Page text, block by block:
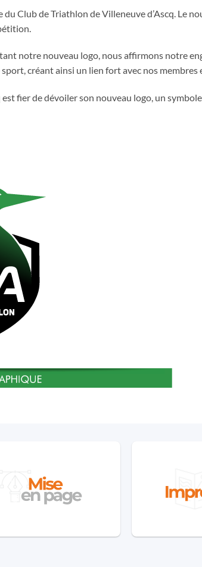
du Club de Triathlon de Villeneuve d’Ascq. Le
notre nouveau logo, nous affirmons notre
créant ainsi un lien fort avec nos
fier de dévoiler son nouveau logo, un